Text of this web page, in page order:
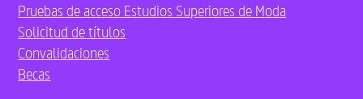
Pruebas de acceso Estudios Superiores de Moda
Solicitud de títulos
Convalidaciones
Becas